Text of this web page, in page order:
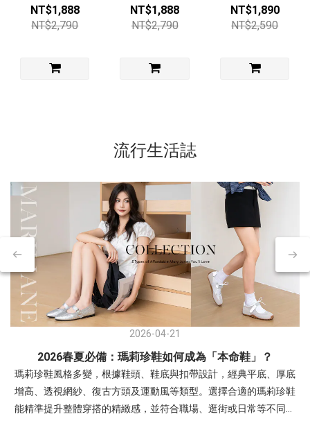
鞋-黑
【924232902】
NT$1,888
NT$2,790
鞋-米
【924232902】
NT$1,888
NT$2,790
黑【53896525】
NT$1,890
NT$2,590
流行生活誌
2026-04-21
2026春夏必備：瑪莉珍鞋如何成為「本命鞋」？
瑪莉珍鞋風格多變，根據鞋頭、鞋底與扣帶設計，經典平底、厚底
增高、透視網紗、復古方頭及運動風等類型。選擇合適的瑪莉珍鞋
能精準提升整體穿搭的精緻感，並符合職場、逛街或日常等不同場